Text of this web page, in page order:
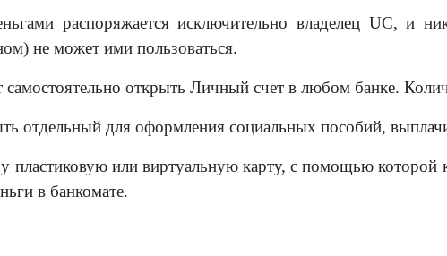
распоряжается исключительно владелец UC, и
не может ими пользоваться.
открыть Личный счет в любом банке.
отдельный для оформления социальных пособий,
пластиковую или виртуальную карту, с помощью которой
в банкомате.